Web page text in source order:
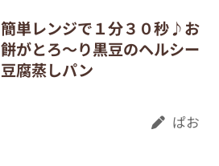
簡単レンジで１分３０秒♪お
餅がとろ〜り黒豆のヘルシー
豆腐蒸しパン
ぱお